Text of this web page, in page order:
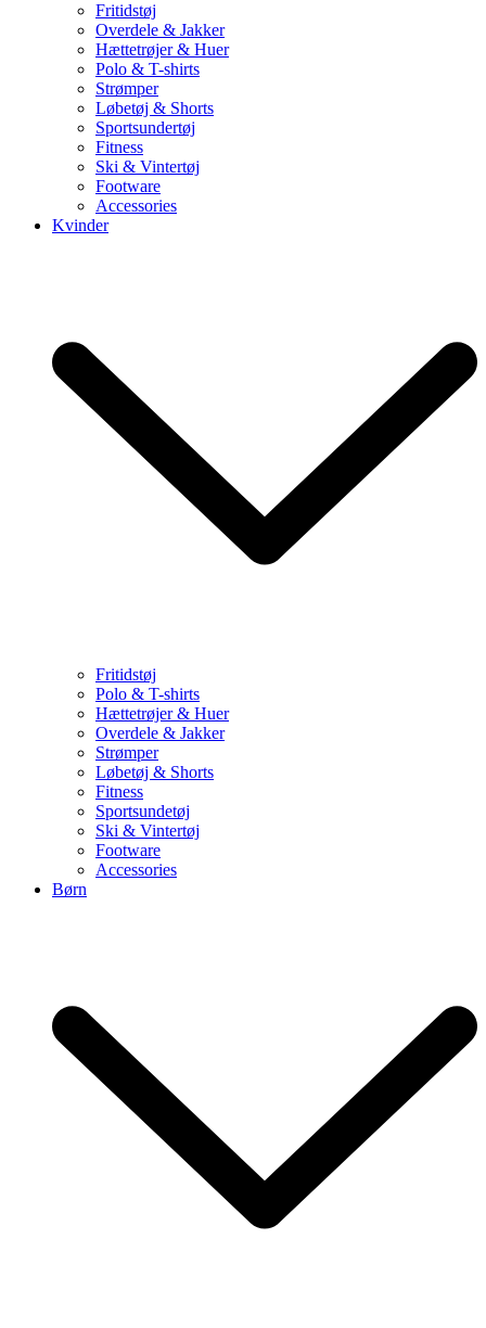
Fritidstøj
Overdele & Jakker
Hættetrøjer & Huer
Polo & T-shirts
Strømper
Løbetøj & Shorts
Sportsundertøj
Fitness
Ski & Vintertøj
Footware
Accessories
Kvinder
Fritidstøj
Polo & T-shirts
Hættetrøjer & Huer
Overdele & Jakker
Strømper
Løbetøj & Shorts
Fitness
Sportsundetøj
Ski & Vintertøj
Footware
Accessories
Børn